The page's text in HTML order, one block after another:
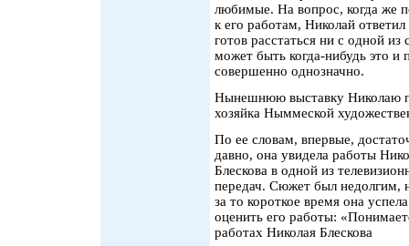
любимые. На вопрос, когда же
к его работам, Николай
готов расстаться ни с одной
может быть когда-нибудь это
совершенно однозначно.
Нынешнюю выставку Николаю
хозяйка Ныммеской
По ее словам, впервые,
давно, она увидела работы
Блескова в одной из
передач. Сюжет был недолгим,
за то короткое время она успела
оценить его работы:
работах Николая Блескова